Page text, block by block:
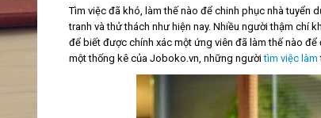
Tìm việc đã khó, làm thế nào để chinh phục nhà tuyển
tranh và thử thách như hiện nay. Nhiều người thậm chí
để biết được chính xác một ứng viên đã làm thế nào
một thống kê của Joboko.vn, những ngườitìm việc làm